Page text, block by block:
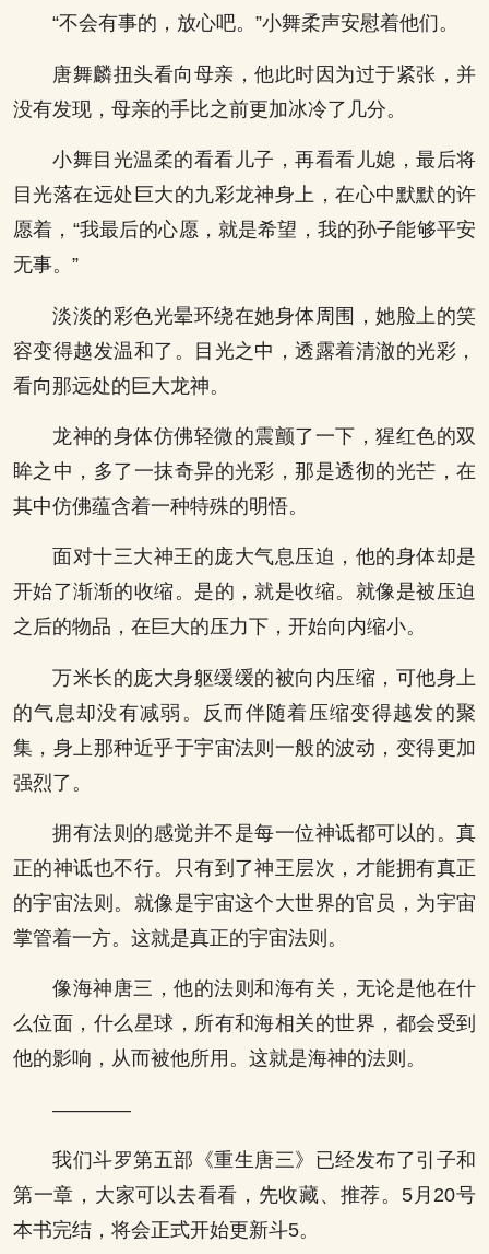
“不会有事的，放心吧。”小舞柔声安慰着他们。
唐舞麟扭头看向母亲，他此时因为过于紧张，并
没有发现，母亲的手比之前更加冰冷了几分。
小舞目光温柔的看看儿子，再看看儿媳，最后将
目光落在远处巨大的九彩龙神身上，在心中默默的许
愿着，“我最后的心愿，就是希望，我的孙子能够平安
无事。”
淡淡的彩色光晕环绕在她身体周围，她脸上的笑
容变得越发温和了。目光之中，透露着清澈的光彩，
看向那远处的巨大龙神。
龙神的身体仿佛轻微的震颤了一下，猩红色的双
眸之中，多了一抹奇异的光彩，那是透彻的光芒，在
其中仿佛蕴含着一种特殊的明悟。
面对十三大神王的庞大气息压迫，他的身体却是
开始了渐渐的收缩。是的，就是收缩。就像是被压迫
之后的物品，在巨大的压力下，开始向内缩小。
万米长的庞大身躯缓缓的被向内压缩，可他身上
的气息却没有减弱。反而伴随着压缩变得越发的聚
集，身上那种近乎于宇宙法则一般的波动，变得更加
强烈了。
拥有法则的感觉并不是每一位神诋都可以的。真
正的神诋也不行。只有到了神王层次，才能拥有真正
的宇宙法则。就像是宇宙这个大世界的官员，为宇宙
掌管着一方。这就是真正的宇宙法则。
像海神唐三，他的法则和海有关，无论是他在什
么位面，什么星球，所有和海相关的世界，都会受到
他的影响，从而被他所用。这就是海神的法则。
————
我们斗罗第五部《重生唐三》已经发布了引子和
第一章，大家可以去看看，先收藏、推荐。5月20号
本书完结，将会正式开始更新斗5。